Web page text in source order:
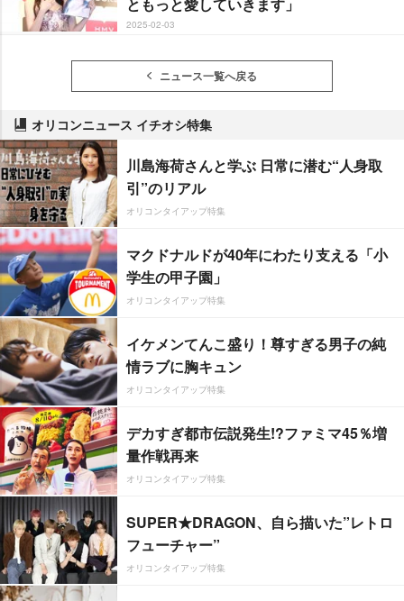
2025-02-03
ニュース一覧へ戻る
オリコンニュース イチオシ特集
川島海荷さんと学ぶ 日常に潜む“人身取
引”のリアル
オリコンタイアップ特集
マクドナルドが40年にわたり支える「小
学生の甲子園」
オリコンタイアップ特集
イケメンてんこ盛り！尊すぎる男子の純
情ラブに胸キュン
オリコンタイアップ特集
デカすぎ都市伝説発生!?ファミマ45％増
量作戦再来
オリコンタイアップ特集
SUPER★DRAGON、自ら描いた”レトロ
フューチャー”
オリコンタイアップ特集